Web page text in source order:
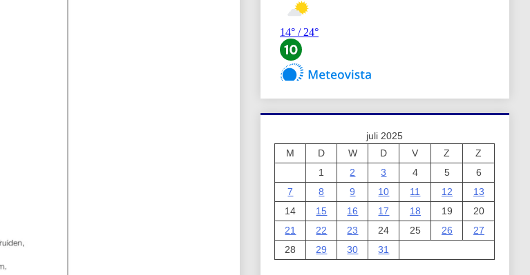
juli 2025
M
D W D V Z
Z
1
2 3 4 5
6
7
8 9 10 11 12
13
14
15 16 17 18 19
20
21
22 23 24 25 26
27
28
29 30 31